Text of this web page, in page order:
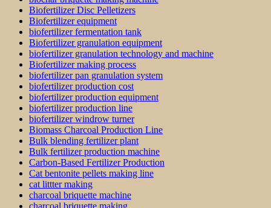
Biofertilizer Disc Pelletizers
Biofertilizer equipment
biofertilizer fermentation tank
Biofertilizer granulation equipment
biofertilizer granulation technology and machine
Biofertilizer making process
biofertilizer pan granulation system
biofertilizer production cost
biofertilizer production equipment
biofertilizer production line
biofertilizer windrow turner
Biomass Charcoal Production Line
Bulk blending fertilizer plant
Bulk fertilizer production machine
Carbon-Based Fertilizer Production
Cat bentonite pellets making line
cat littter making
charcoal briquette machine
charcoal briquette making